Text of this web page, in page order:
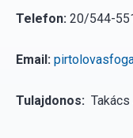
Telefon: 20/544-
Email:
Tulajdonos: